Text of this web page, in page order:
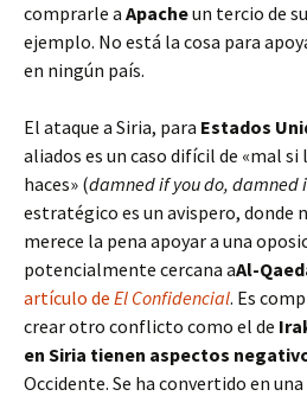
comprarle a Apacheun tercio de
ejemplo. No está la cosa para
en ningún país.
El ataque a Siria, para Estados
aliados es un caso difícil de «mal
haces» (damned if you do, damned
estratégico es un avispero, donde
merece la pena apoyar a una
potencialmente cercana aAl-
artículo de El Confidencial. Es
crear otro conflicto como el de
en Siria tienen aspectos
Occidente. Se ha convertido en